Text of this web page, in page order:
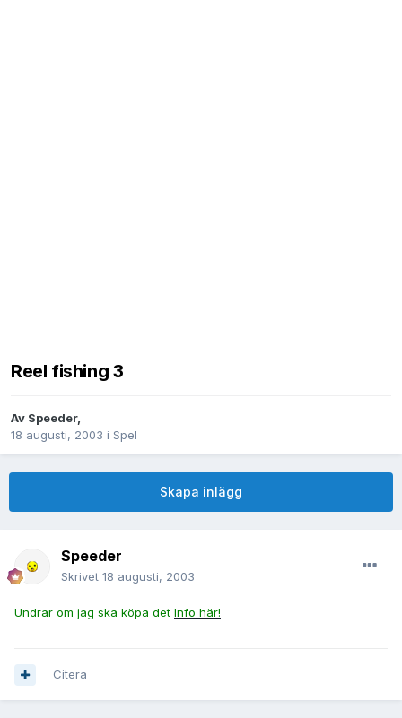
Reel fishing 3
Av Speeder,
18 augusti, 2003 i Spel
Skapa inlägg
Speeder
Skrivet 18 augusti, 2003
Undrar om jag ska köpa det Info här!
Citera